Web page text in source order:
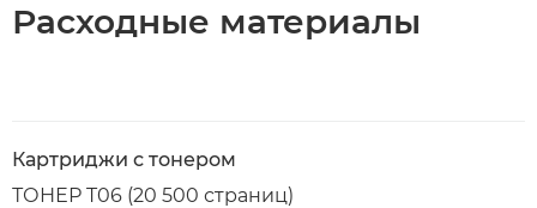
Расходные материалы
Картриджи с тонером
ТОНЕР T06 (20 500 страниц)